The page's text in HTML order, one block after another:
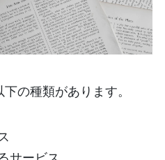
の種類があります。